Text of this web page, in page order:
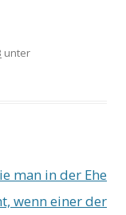
unter
man in der Ehe
wenn einer der